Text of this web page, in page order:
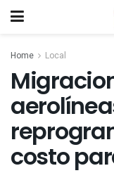
Home Local
costo